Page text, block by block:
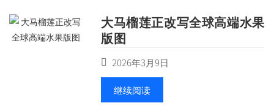
大马榴莲正改写全球高端水果
版图
2026年3月9日
继续阅读